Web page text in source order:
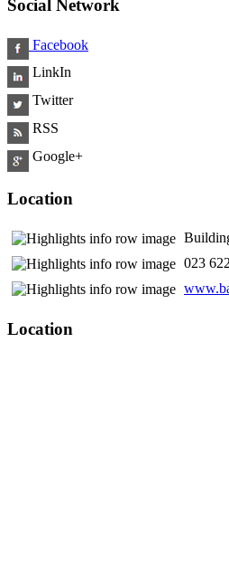
Social Network
Facebook
LinkIn
Twitter
RSS
Google+
Location
023
Location